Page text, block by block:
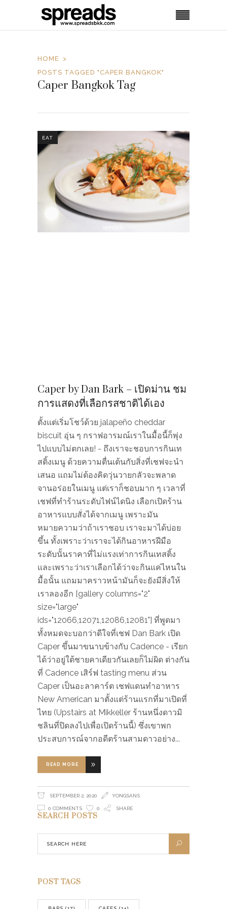
HOME
POSTS TAGGED "CAPER BANGKOK"
Caper Bangkok Tag
EAT
Caper by Dan Bark – เปิดม่าน ชม
การแสดงที่เลือกรสชาติได้เอง
ตั้งแต่เริ่มโชว์ด้วย jalapeño cheddar
biscuit อุ่น ๆ กราฟอารมณ์เราในมื้อนี้ก็พุ่ง
ไปแบบไม่ตกเลย! - ถึงเราจะชอบการกินเท
สติ้งเมนู ด้วยความตื่นเต้นกับสิ่งที่เชฟจะนำ
เสนอ แถมไม่ต้องคิดวุ่นวายกลัวจะพลาด
จานอร่อยในเมนู แต่เราก็ชอบมาก ๆ เวลาที่
เชฟที่ทำร้านระดับไฟน์ไดนิง เลือกเปิดร้าน
อาหารแบบสั่งได้จากเมนู เพราะมัน
หมายความว่าถ้าเราชอบ เราจะมาได้บ่อย
ขึ้น ทั้งเพราะว่าเราจะได้กินอาหารฝีมือ
ระดับนั้นราคาที่ไม่แรงเท่าการกินเทสติ้ง
และเพราะว่าเราเลือกได้ว่าจะกินแค่ไหนใน
มื้อนั้น แถมมาคราวหน้ามันก็จะยังมีสิ่งให้
เราลองอีก [gallery columns="2"
size="large"
ids="12066,12071,12086,12081"] ที่พูดมา
ทั้งหมดจะบอกว่าดีใจที่เชฟ Dan Bark เปิด
Caper ขึ้นมาขนาบข้างกับ Cadence - เรียก
ได้ว่าอยู่ใต้ชายคาเดียวกันเลยก็ไม่ผิด ต่างกัน
ที่ Cadence เสิร์ฟ tasting menu ส่วน
Caper เป็นอะลาคาร์ต เชฟแดนทำอาหาร
New American มาตั้งแต่ร้านแรกที่มาเปิดที่
ไทย (Upstairs at Mikkeller ร้านหนึ่งดาวมิ
ชลินที่ปิดลงไปเพื่อเปิดร้านนี้) ซึ่งเขาพก
ประสบการณ์จากอดีตร้านสามดาวอย่าง
READ MORE
SEPTEMBER 2, 2020 YONGSANS
0 COMMENTS 0 SHARE
SEARCH POSTS
POST TAGS